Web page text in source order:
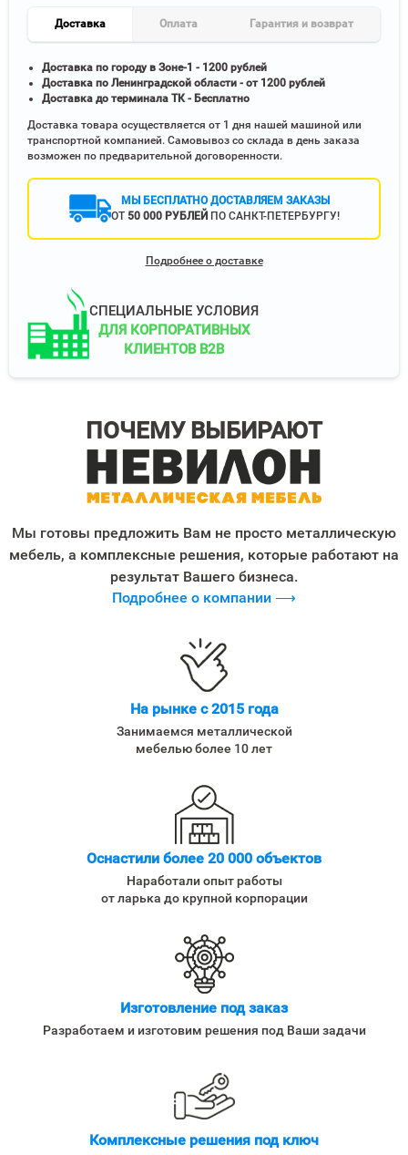
Доставка Оплата Гарантия и возврат
Доставка по городу в Зоне-1 - 1200 рублей
Доставка по Ленинградской области - от 1200 рублей
Доставка до терминала ТК - Бесплатно
Доставка товара осуществляется от 1 дня нашей машиной или
транспортной компанией. Самовывоз со склада в день заказа
возможен по предварительной договоренности.
МЫ БЕСПЛАТНО ДОСТАВЛЯЕМ ЗАКАЗЫ
ОТ 50 000 РУБЛЕЙ ПО САНКТ-ПЕТЕРБУРГУ!
Подробнее о доставке
СПЕЦИАЛЬНЫЕ УСЛОВИЯ
ДЛЯ КОРПОРАТИВНЫХ
КЛИЕНТОВ B2B
ПОЧЕМУ ВЫБИРАЮТ
Мы готовы предложить Вам не просто металлическую
мебель, а комплексные решения, которые работают на
результат Вашего бизнеса.
Подробнее о компании ⟶
На рынке с 2015 года
Занимаемся металлической
мебелью более 10 лет
Оснастили более 20 000 объектов
Наработали опыт работы
от ларька до крупной корпорации
Изготовление под заказ
Разработаем и изготовим решения под Ваши задачи
Комплексные решения под ключ